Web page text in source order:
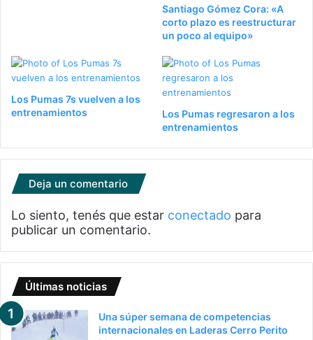
Santiago Gómez Cora: «A
corto plazo es reestructurar
un poco al equipo»
Los Pumas 7s vuelven a los
entrenamientos
Los Pumas regresaron a los
entrenamientos
Deja un comentario
Lo siento, tenés que estar conectado para
publicar un comentario.
Últimas noticias
Una súper semana de competencias
internacionales en Laderas Cerro Perito